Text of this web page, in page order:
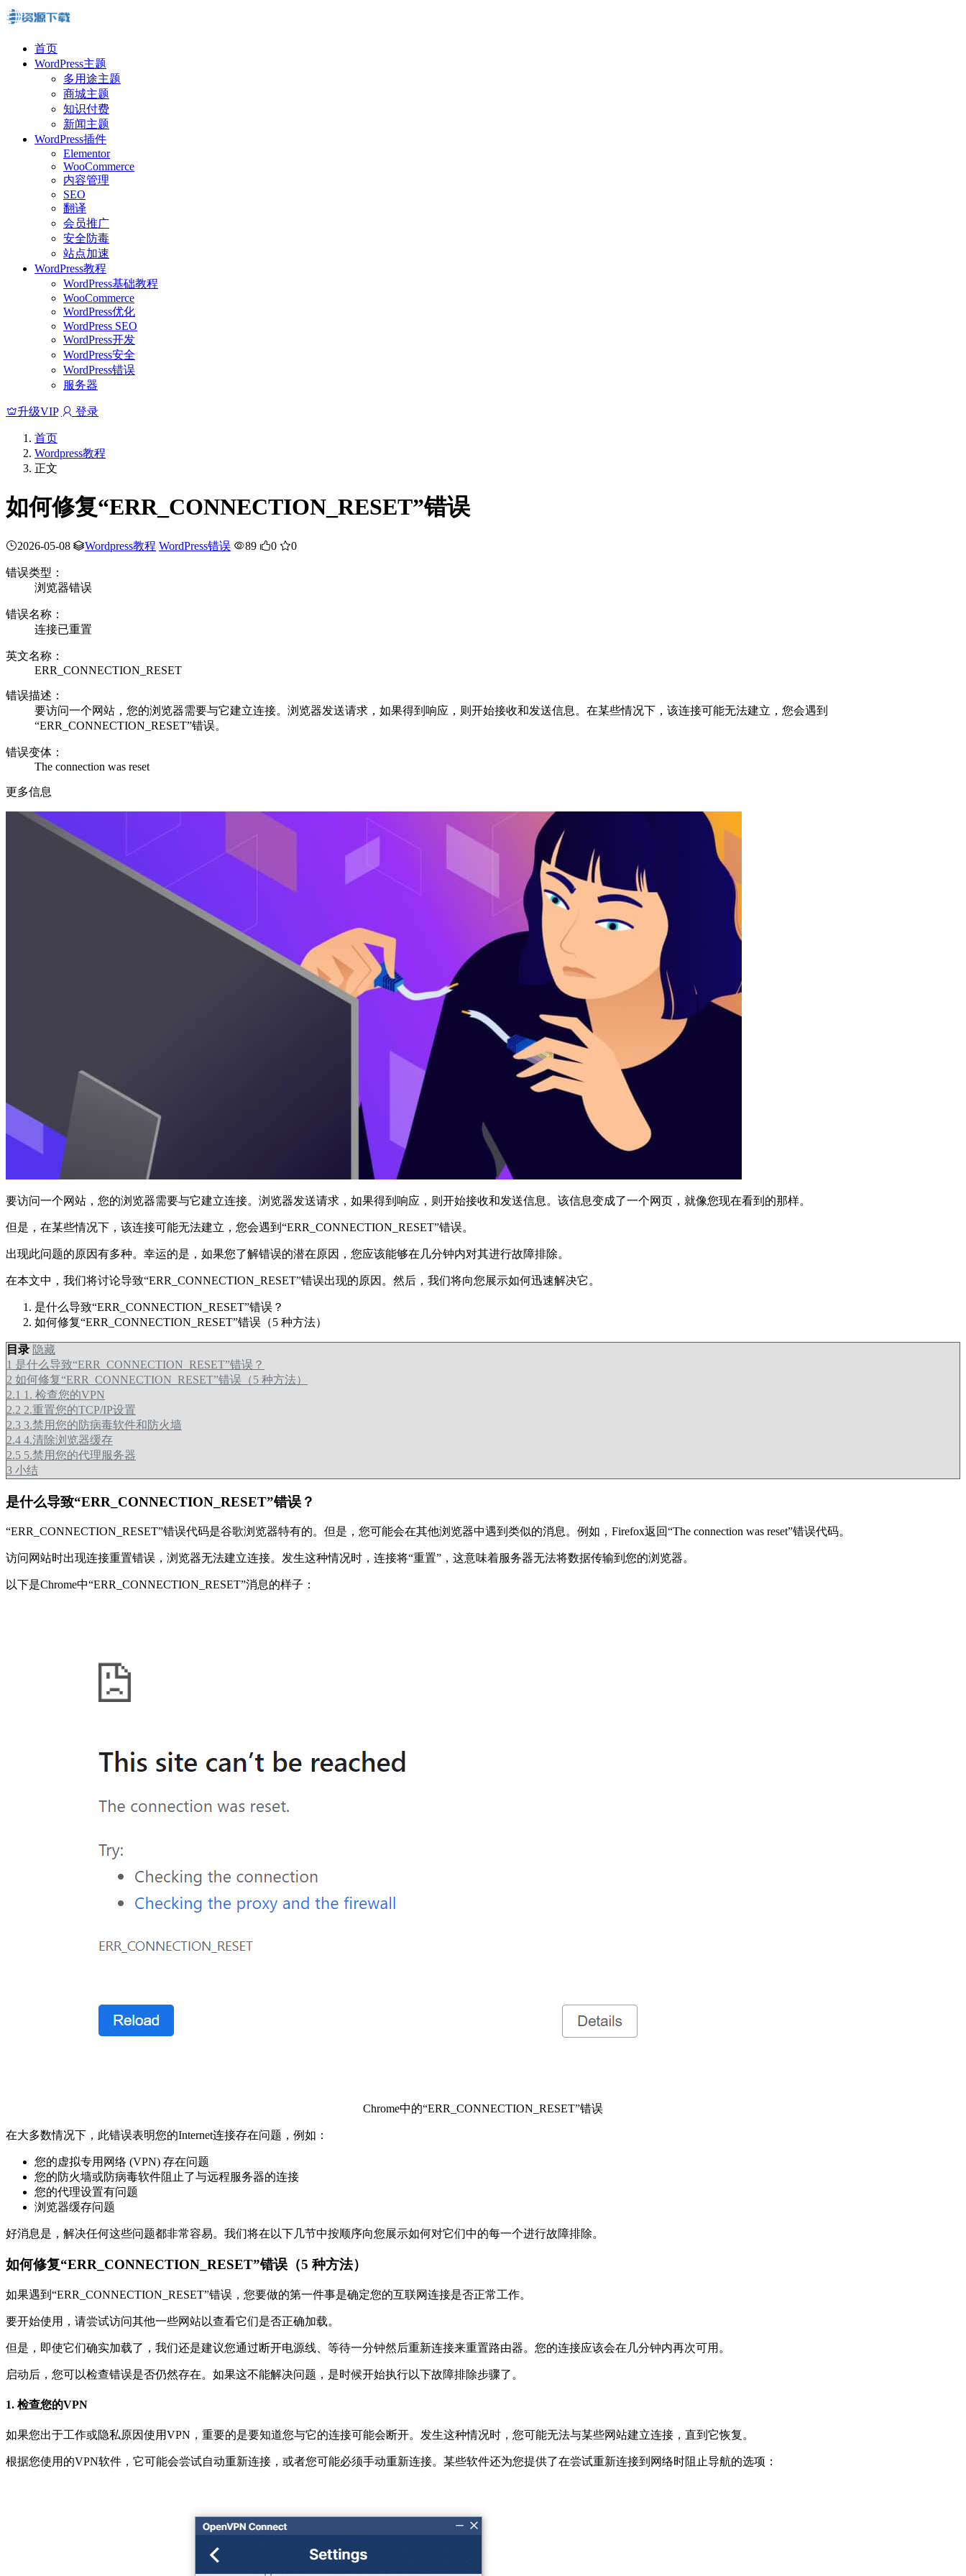
首页
WordPress主题
多用途主题
商城主题
知识付费
新闻主题
WordPress插件
Elementor
WooCommerce
内容管理
SEO
翻译
会员推广
安全防毒
站点加速
WordPress教程
WordPress基础教程
WooCommerce
WordPress优化
WordPress SEO
WordPress开发
WordPress安全
WordPress错误
服务器
升级VIP 登录
首页
Wordpress教程
正文
如何修复“ERR_CONNECTION_RESET”错误
2026-05-08 Wordpress教程 WordPress错误 89 0 0
错误类型：
浏览器错误
错误名称：
连接已重置
英文名称：
ERR_CONNECTION_RESET
错误描述：
要访问一个网站，您的浏览器需要与它建立连接。浏览器发送请求，如果得到响应，则开始接收和发送信息。在某些情况下，该连接可能无法建立，您会遇到
“ERR_CONNECTION_RESET”错误。
错误变体：
The connection was reset
更多信息
要访问一个网站，您的浏览器需要与它建立连接。浏览器发送请求，如果得到响应，则开始接收和发送信息。该信息变成了一个网页，就像您现在看到的那样。
但是，在某些情况下，该连接可能无法建立，您会遇到“ERR_CONNECTION_RESET”错误。
出现此问题的原因有多种。幸运的是，如果您了解错误的潜在原因，您应该能够在几分钟内对其进行故障排除。
在本文中，我们将讨论导致“ERR_CONNECTION_RESET”错误出现的原因。然后，我们将向您展示如何迅速解决它。
是什么导致“ERR_CONNECTION_RESET”错误？
如何修复“ERR_CONNECTION_RESET”错误（5 种方法）
目录 隐藏
1 是什么导致“ERR_CONNECTION_RESET”错误？
2 如何修复“ERR_CONNECTION_RESET”错误（5 种方法）
2.1 1. 检查您的VPN
2.2 2.重置您的TCP/IP设置
2.3 3.禁用您的防病毒软件和防火墙
2.4 4.清除浏览器缓存
2.5 5.禁用您的代理服务器
3 小结
是什么导致“ERR_CONNECTION_RESET”错误？
“ERR_CONNECTION_RESET”错误代码是谷歌浏览器特有的。但是，您可能会在其他浏览器中遇到类似的消息。例如，Firefox返回“The connection was reset”错误代码。
访问网站时出现连接重置错误，浏览器无法建立连接。发生这种情况时，连接将“重置”，这意味着服务器无法将数据传输到您的浏览器。
以下是Chrome中“ERR_CONNECTION_RESET”消息的样子：
Chrome中的“ERR_CONNECTION_RESET”错误
在大多数情况下，此错误表明您的Internet连接存在问题，例如：
您的虚拟专用网络 (VPN) 存在问题
您的防火墙或防病毒软件阻止了与远程服务器的连接
您的代理设置有问题
浏览器缓存问题
好消息是，解决任何这些问题都非常容易。我们将在以下几节中按顺序向您展示如何对它们中的每一个进行故障排除。
如何修复“ERR_CONNECTION_RESET”错误（5 种方法）
如果遇到“ERR_CONNECTION_RESET”错误，您要做的第一件事是确定您的互联网连接是否正常工作。
要开始使用，请尝试访问其他一些网站以查看它们是否正确加载。
但是，即使它们确实加载了，我们还是建议您通过断开电源线、等待一分钟然后重新连接来重置路由器。您的连接应该会在几分钟内再次可用。
启动后，您可以检查错误是否仍然存在。如果这不能解决问题，是时候开始执行以下故障排除步骤了。
1. 检查您的VPN
如果您出于工作或隐私原因使用VPN，重要的是要知道您与它的连接可能会断开。发生这种情况时，您可能无法与某些网站建立连接，直到它恢复。
根据您使用的VPN软件，它可能会尝试自动重新连接，或者您可能必须手动重新连接。某些软件还为您提供了在尝试重新连接到网络时阻止导航的选项：